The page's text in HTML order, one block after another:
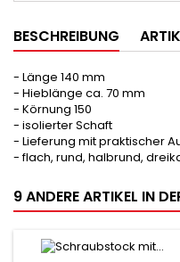
BESCHREIBUNG
- Länge 140 mm
- Hieblänge ca. 70 mm
- Körnung 150
- isolierter Schaft
- Lieferung mit praktischer
- flach, rund, halbrund,
9 ANDERE ARTIKEL IN